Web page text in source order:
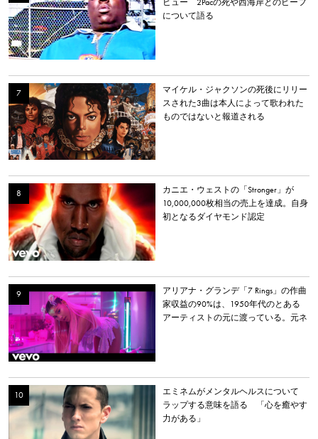
について語る
マイケル・ジャクソンの死後にリリー
スされた3曲は本人によって歌われた
ものではないと報道される
カニエ・ウェストの「Stronger」が
10,000,000枚相当の売上を達成。自身
初となるダイヤモンド認定
アリアナ・グランデ「7 Rings」の作曲
家収益の90%は、1950年代のとある
アーティストの元に渡っている。元ネ
エミネムがメンタルヘルスについて
ラップする意味を語る 「心を癒やす
力がある」